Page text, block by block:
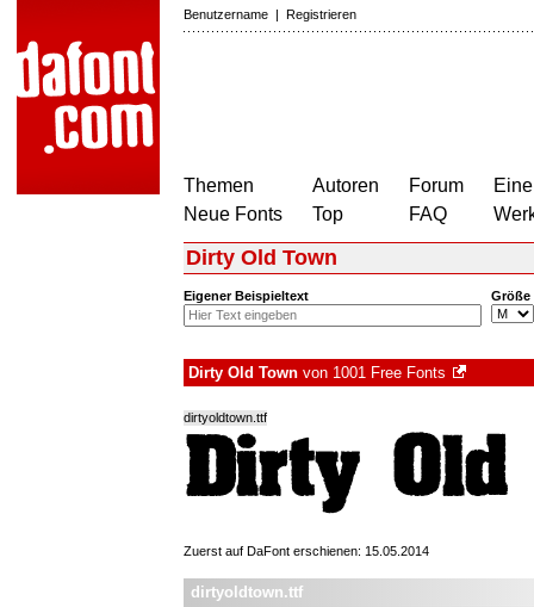
Benutzername | Registrieren
Themen
Neue Fonts
Autoren
Top
Forum
FAQ
Dirty Old Town
Eigener Beispieltext Größe
Dirty Old Town von 1001 Free Fonts
dirtyoldtown.ttf
Zuerst auf DaFont erschienen: 15.05.2014
dirtyoldtown.ttf